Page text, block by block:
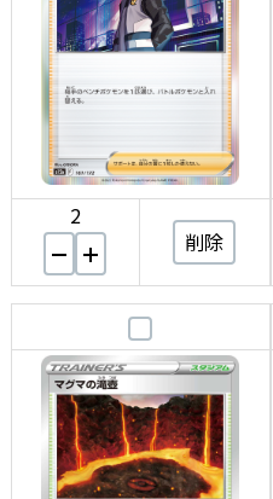
2
削除